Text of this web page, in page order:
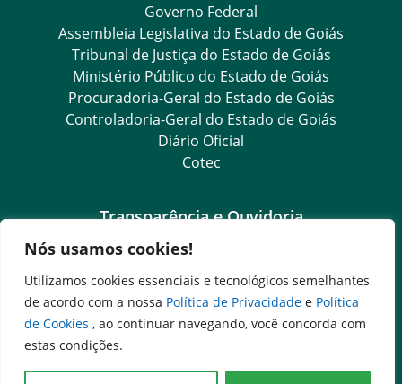
Nós usamos cookies!
Utilizamos cookies essenciais e tecnológicos semelhantes
de acordo com a nossa Política de Privacidade e Política
de Cookies , ao continuar navegando, você concorda com
estas condições.
Governo Federal
Assembleia Legislativa do Estado de Goiás
Tribunal de Justiça do Estado de Goiás
Ministério Público do Estado de Goiás
Procuradoria-Geral do Estado de Goiás
Controladoria-Geral do Estado de Goiás
Diário Oficial
Cotec
Transparência e Ouvidoria
LGPD
Goiás Transparência
Dados Abertos Goiás
Ouvidoria Setorial
SIC – Serviço de Informação ao Cidadão
e-SIC – Serviço Eletrônico de Informação ao Cidadão